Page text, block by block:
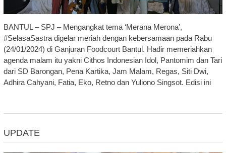
BANTUL – SPJ – Mengangkat tema ‘Merana Merona’,
#SelasaSastra digelar meriah dengan kebersamaan pada Rabu
(24/01/2024) di Ganjuran Foodcourt Bantul. Hadir memeriahkan
agenda malam itu yakni Cithos Indonesian Idol, Pantomim dan Tari
dari SD Barongan, Pena Kartika, Jam Malam, Regas, Siti Dwi,
Adhira Cahyani, Fatia, Eko, Retno dan Yuliono Singsot. Edisi ini
UPDATE